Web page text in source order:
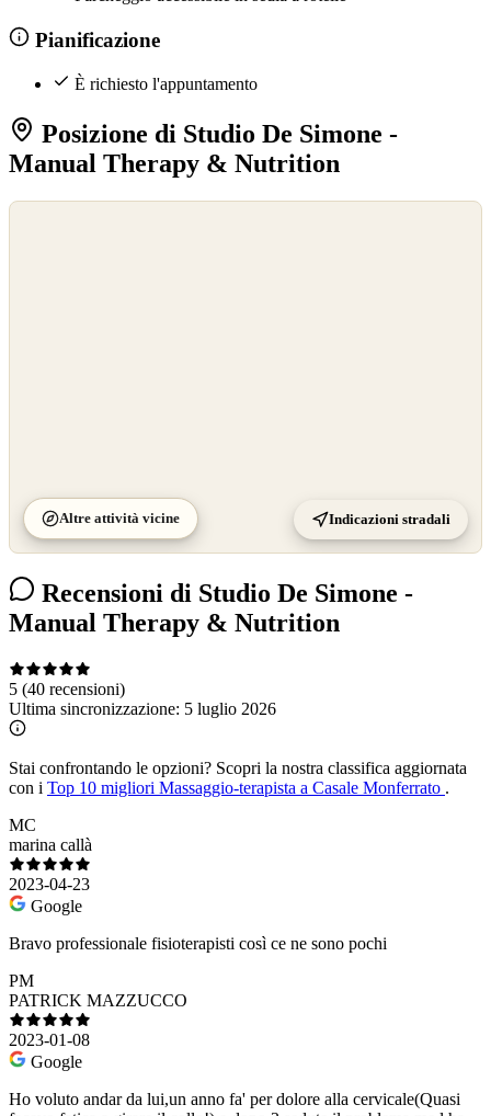
Pianificazione
È richiesto l'appuntamento
Posizione di Studio De Simone -
Manual Therapy & Nutrition
Altre attività vicine Indicazioni stradali
Recensioni di Studio De Simone -
Manual Therapy & Nutrition
5 (40 recensioni)
Ultima sincronizzazione: 5 luglio 2026
Stai confrontando le opzioni? Scopri la nostra classifica aggiornata
con i Top 10 migliori Massaggio-terapista a Casale Monferrato .
MC
marina callà
2023-04-23
Google
Bravo professionale fisioterapisti così ce ne sono pochi
PM
PATRICK MAZZUCCO
2023-01-08
Google
Ho voluto andar da lui,un anno fa' per dolore alla cervicale(Quasi